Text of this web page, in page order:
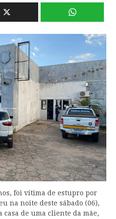
foi vítima de estupro por
na noite deste sábado (06),
de uma cliente da mãe,